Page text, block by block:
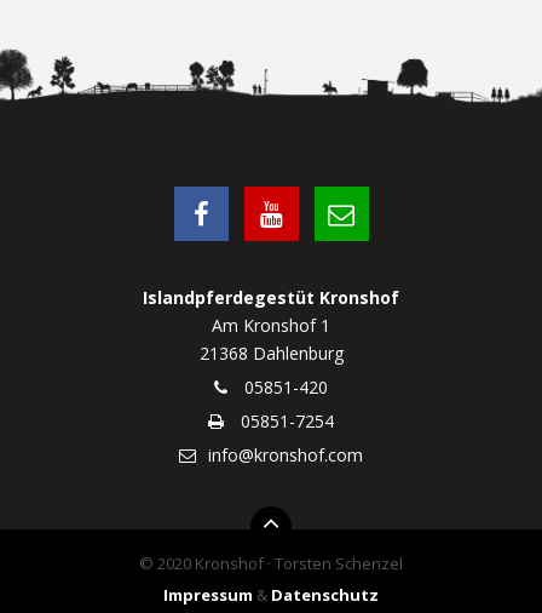
Islandpferdegestüt Kronshof
Am Kronshof 1
21368 Dahlenburg
05851-420
05851-7254
info@kronshof.com
© 2020 Kronshof · Torsten Schenzel
Impressum & Datenschutz